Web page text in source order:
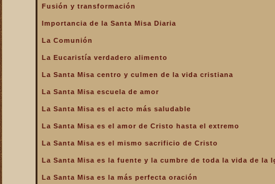
La Santa Misa centro y raíz
más saludable
La Santa Misa es el amor
compendio de todo lo
bueno que hay en la Iglesia
La Santa Misa es el mismo
y la cumbre de toda la vida
Fusión y transformación
Importancia de la Santa Misa Diaria
La Comunión
La Eucaristía verdadero alimento
La Santa Misa centro y culmen de la vida cristiana
La Santa Misa escuela de amor
La Santa Misa es el acto más saludable
La Santa Misa es el amor de Cristo hasta el extremo
La Santa Misa es el mismo sacrificio de Cristo
La Santa Misa es la fuente y la cumbre de toda la vida de la
La Santa Misa es la más perfecta oración